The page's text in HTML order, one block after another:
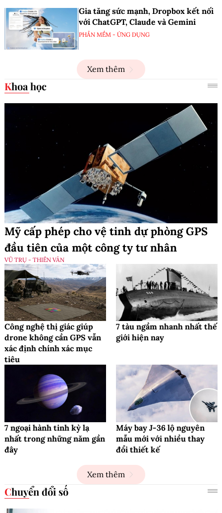
Gia tăng sức mạnh, Dropbox kết nối
với ChatGPT, Claude và Gemini
PHẦN MỀM - ỨNG DỤNG
Xem thêm
Khoa học
Mỹ cấp phép cho vệ tinh dự phòng GPS
đầu tiên của một công ty tư nhân
VŨ TRỤ - THIÊN VĂN
Công nghệ thị giác giúp
drone không cần GPS vẫn
xác định chính xác mục
tiêu
7 tàu ngầm nhanh nhất thế
giới hiện nay
7 ngoại hành tinh kỳ lạ
nhất trong những năm gần
đây
Máy bay J-36 lộ nguyên
mẫu mới với nhiều thay
đổi thiết kế
Xem thêm
Chuyển đổi số